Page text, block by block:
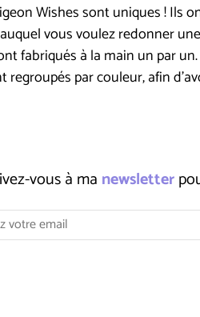
vous à ma newsletter
Wishes sont uniques !
vous voulez redonner
fabriqués à la main un par
regroupés par couleur, afin